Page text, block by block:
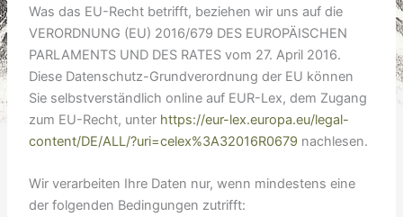
Was das EU-Recht betrifft, beziehen wir uns auf die
VERORDNUNG (EU) 2016/679 DES EUROPÄISCHEN
PARLAMENTS UND DES RATES vom 27. April 2016.
Diese Datenschutz-Grundverordnung der EU können
Sie selbstverständlich online auf EUR-Lex, dem Zugang
zum EU-Recht, unter https://eur-lex.europa.eu/legal-
content/DE/ALL/?uri=celex%3A32016R0679 nachlesen.
Wir verarbeiten Ihre Daten nur, wenn mindestens eine
der folgenden Bedingungen zutrifft: